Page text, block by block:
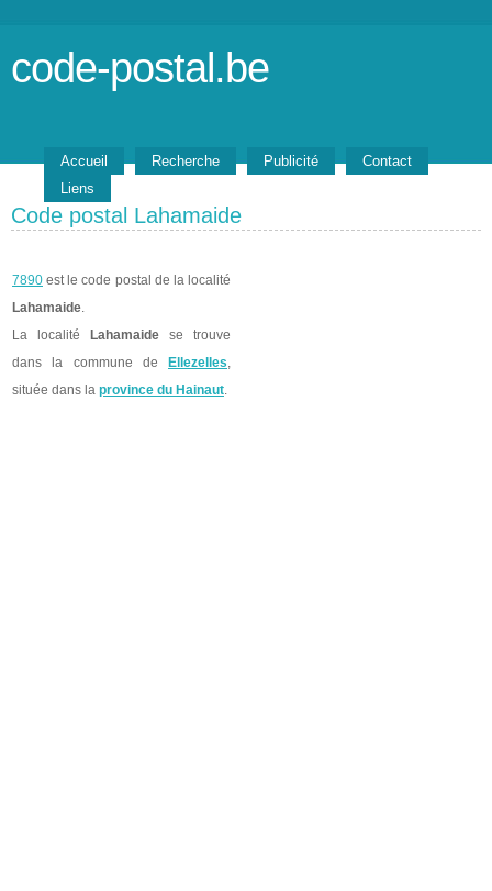
code-postal.be
Accueil Recherche Publicité
Contact
Liens
Code postal Lahamaide
7890 est le code postal de la localité
Lahamaide.
La localité
Lahamaide se trouve
dans la commune de
Ellezelles,
située dans la province du Hainaut.